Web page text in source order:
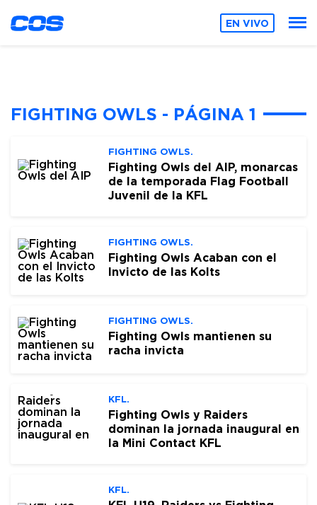
EN VIVO
FIGHTING OWLS - PÁGINA 1
FIGHTING OWLS.
Fighting Owls del AIP, monarcas
de la temporada Flag Football
Juvenil de la KFL
FIGHTING OWLS.
Fighting Owls Acaban con el
Invicto de las Kolts
FIGHTING OWLS.
Fighting Owls mantienen su
racha invicta
KFL.
Fighting Owls y Raiders
dominan la jornada inaugural en
la Mini Contact KFL
KFL.